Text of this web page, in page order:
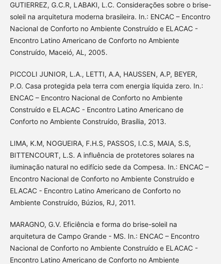
GUTIERREZ, G.C.R, LABAKI, L.C. Considerações sobre o brise-
soleil na arquitetura moderna brasileira. In.: ENCAC – Encontro
Nacional de Conforto no Ambiente Construído e ELACAC -
Encontro Latino Americano de Conforto no Ambiente
Construído, Maceió, AL, 2005.
PICCOLI JUNIOR, L.A., LETTI, A.A, HAUSSEN, A.P, BEYER,
P.O. Casa protegida pela terra com energia líquida zero. In.:
ENCAC – Encontro Nacional de Conforto no Ambiente
Construído e ELACAC - Encontro Latino Americano de
Conforto no Ambiente Construído, Brasília, 2013.
LIMA, K.M, NOGUEIRA, F.H.S, PASSOS, I.C.S, MAIA, S.S,
BITTENCOURT, L.S. A influência de protetores solares na
iluminação natural no edifício sede da Compesa. In.: ENCAC –
Encontro Nacional de Conforto no Ambiente Construído e
ELACAC - Encontro Latino Americano de Conforto no
Ambiente Construído, Búzios, RJ, 2011.
MARAGNO, G.V. Eficiência e forma do brise-soleil na
arquitetura de Campo Grande - MS. In.: ENCAC – Encontro
Nacional de Conforto no Ambiente Construído e ELACAC -
Encontro Latino Americano de Conforto no Ambiente